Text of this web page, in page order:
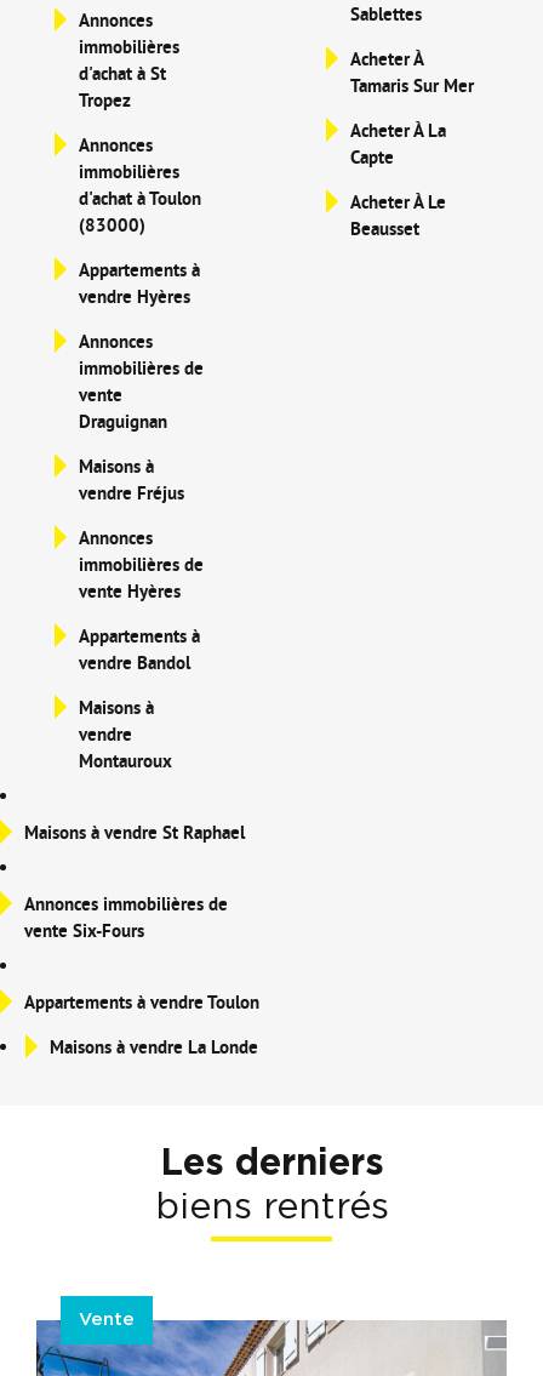
Annonces
immobilières
d'achat à St
Tropez
Annonces
immobilières
d'achat à Toulon
(83000)
Appartements à
vendre Hyères
Annonces
immobilières de
vente
Draguignan
Maisons à
vendre Fréjus
Annonces
immobilières de
vente Hyères
Appartements à
vendre Bandol
Maisons à
vendre
Montauroux
Maisons à vendre St Raphael
Annonces immobilières de
vente Six-Fours
Appartements à vendre Toulon
Maisons à vendre La Londe
Sablettes
Acheter À
Tamaris Sur Mer
Acheter À La
Capte
Acheter À Le
Beausset
Les derniers
biens rentrés
Vente